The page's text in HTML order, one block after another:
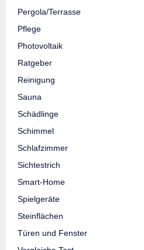
Pergola/Terrasse
Pflege
Photovoltaik
Ratgeber
Reinigung
Sauna
Schädlinge
Schimmel
Schlafzimmer
Sichtestrich
Smart-Home
Spielgeräte
Steinflächen
Türen und Fenster